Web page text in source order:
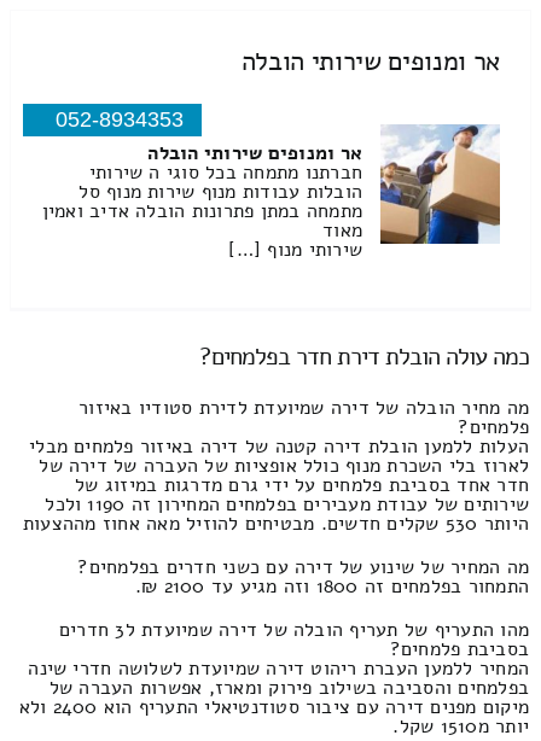
אר ומנופים שירותי הובלה
052-8934353
אר ומנופים שירותי הובלה
חברתנו מתמחה בכל סוגי ה שירותי
הובלות עבודות מנוף שירות מנוף סל
מתמחה במתן פתרונות הובלה אדיב ואמין
מאוד
שירותי מנוף […]
כמה עולה הובלת דירת חדר בפלמחים?
מה מחיר הובלה של דירה שמיועדת לדירת סטודיו באיזור
פלמחים?
העלות ללמען הובלת דירה קטנה של דירה באיזור פלמחים מבלי
לארוז בלי השכרת מנוף כולל אופציות של העברה של דירה של
חדר אחד בסביבת פלמחים על ידי גרם מדרגות במיזוג של
שירותים של עבודת מעבירים בפלמחים המחירון זה 1190 ולכל
היותר 530 שקלים חדשים. מבטיחים להוזיל מאה אחוז מההצעות
מה המחיר של שינוע של דירה עם כשני חדרים בפלמחים?
התמחור בפלמחים זה 1800 וזה מגיע עד 2100 ₪.
מהו התעריף של תעריף הובלה של דירה שמיועדת ל3 חדרים
בסביבת פלמחים?
המחיר ללמען העברת ריהוט דירה שמיועדת לשלושה חדרי שינה
בפלמחים והסביבה בשילוב פירוק ומארז, אפשרות העברה של
מיקום מפנים דירה עם ציבור סטודנטיאלי התעריף הוא 2400 ולא
יותר מ1510 שקל.